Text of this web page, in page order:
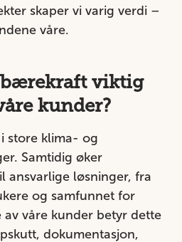
skaper vi varig verdi –
våre.
viktig
kunder?
store klima- og
Samtidig øker
ansvarlige løsninger, fra
og samfunnet for
av våre kunder betyr dette
dokumentasjon,